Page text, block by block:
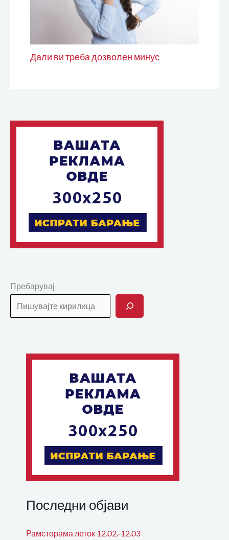
Дали ви треба дозволен минус
Пребарувај
Последни објави
Рамсторама леток 12.02.-12.03